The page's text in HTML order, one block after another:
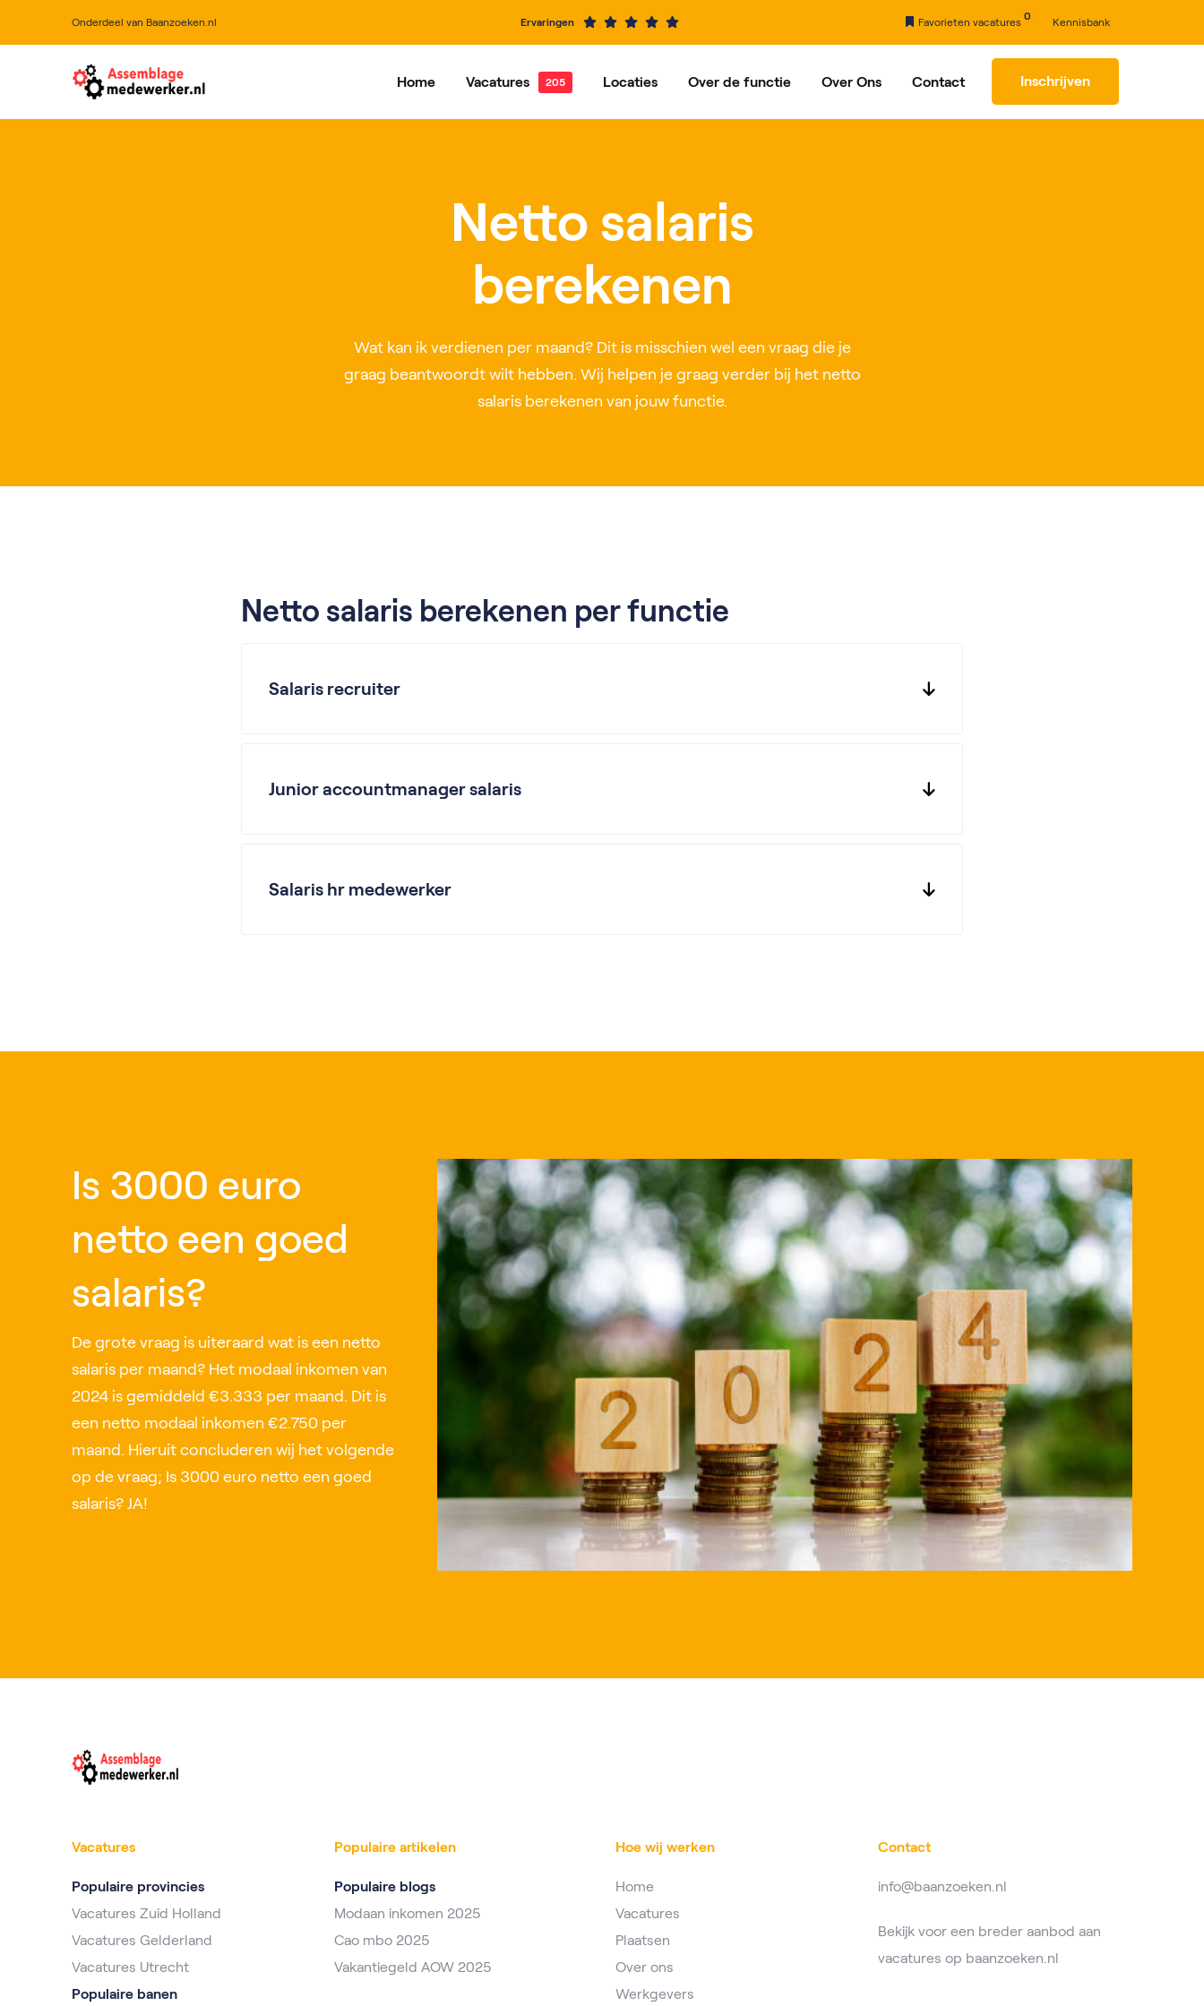
Onderdeel van Baanzoeken.nl Ervaringen Favorieten vacatures
0
Kennisbank
Home Vacatures Locaties
IJsselstein Rotterdam
Roosendaal
Over de functie Over Ons Contact Inschrijven
Netto salaris
berekenen
Wat kan ik verdienen per maand? Dit is misschien wel een vraag die je
graag beantwoordt wilt hebben. Wij helpen je graag verder bij het netto
salaris berekenen van jouw functie.
Netto salaris berekenen per functie
Salaris recruiter
Junior accountmanager salaris
Salaris hr medewerker
Is 3000 euro
netto een goed
salaris?
De grote vraag is uiteraard wat is een netto
salaris per maand? Het modaal inkomen van
2024 is gemiddeld €3.333 per maand. Dit is
een netto modaal inkomen €2.750 per
maand. Hieruit concluderen wij het volgende
op de vraag; Is 3000 euro netto een goed
salaris? JA!
Vacatures
Populaire provincies
Vacatures Zuid Holland
Vacatures Gelderland
Vacatures Utrecht
Populaire banen
Populaire artikelen
Populaire blogs
Modaan inkomen 2025
Cao mbo 2025
Vakantiegeld AOW 2025
Hoe wij werken
Home
Vacatures
Plaatsen
Over ons
Werkgevers
Contact
info@baanzoeken.nl
Bekijk voor een breder aanbod aan
vacatures op baanzoeken.nl